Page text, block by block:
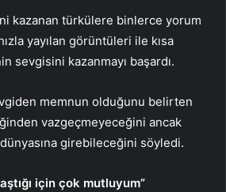
kazanan türkülere binlerce yorum
yayılan görüntüleri ile kısa
sevgisini kazanmayı başardı.
memnun olduğunu belirten
vazgeçmeyeceğini ancak
girebileceğini söyledi.
için çok mutluyum”